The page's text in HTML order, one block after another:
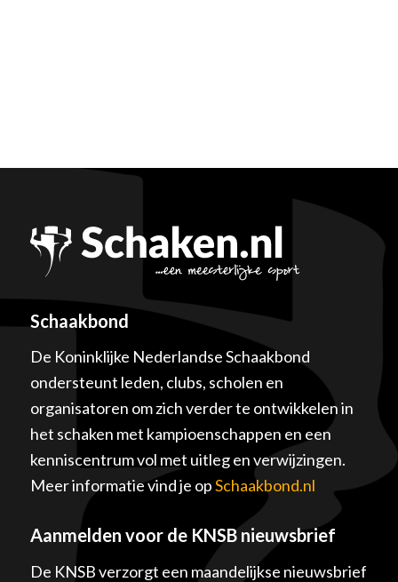
Schaakbond
De Koninklijke Nederlandse Schaakbond
ondersteunt leden, clubs, scholen en
organisatoren om zich verder te ontwikkelen in
het schaken met kampioenschappen en een
kenniscentrum vol met uitleg en verwijzingen.
Meer informatie vind je opSchaakbond.nl
Aanmelden voor de KNSB nieuwsbrief
De KNSB verzorgt een maandelijkse nieuwsbrief